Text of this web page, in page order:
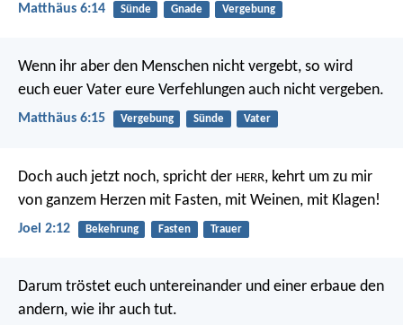
Matthäus 6:14 Sünde Gnade Vergebung
Wenn ihr aber den Menschen nicht vergebt, so wird
euch euer Vater eure Verfehlungen auch nicht vergeben.
Matthäus 6:15 Vergebung Sünde Vater
Doch auch jetzt noch, spricht der HERR, kehrt um zu mir
von ganzem Herzen mit Fasten, mit Weinen, mit Klagen!
Joel 2:12 Bekehrung Fasten Trauer
Darum tröstet euch untereinander und einer erbaue den
andern, wie ihr auch tut.